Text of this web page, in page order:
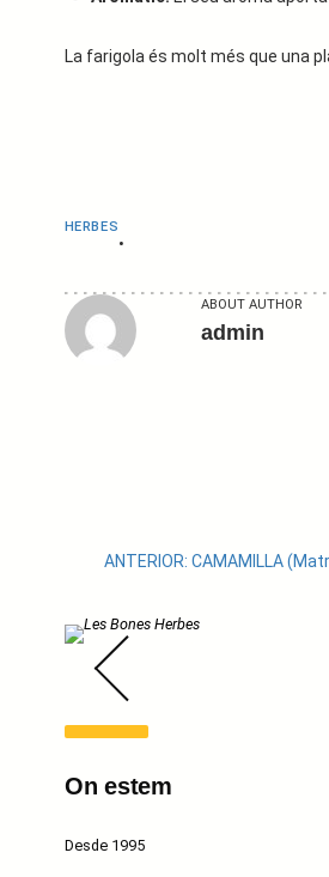
La farigola és molt més que una
HERBES
•
ABOUT AUTHOR
admin
←
ANTERIOR: CAMAMILLA
On estem
Desde 1995